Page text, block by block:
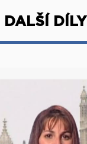
DALŠÍ DÍLY